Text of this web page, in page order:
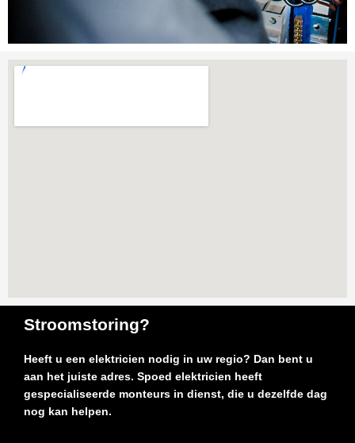
Stroomstoring?
Heeft u een elektricien nodig in uw regio? Dan bent u
aan het juiste adres. Spoed elektricien heeft
gespecialiseerde monteurs in dienst, die u dezelfde dag
nog kan helpen.